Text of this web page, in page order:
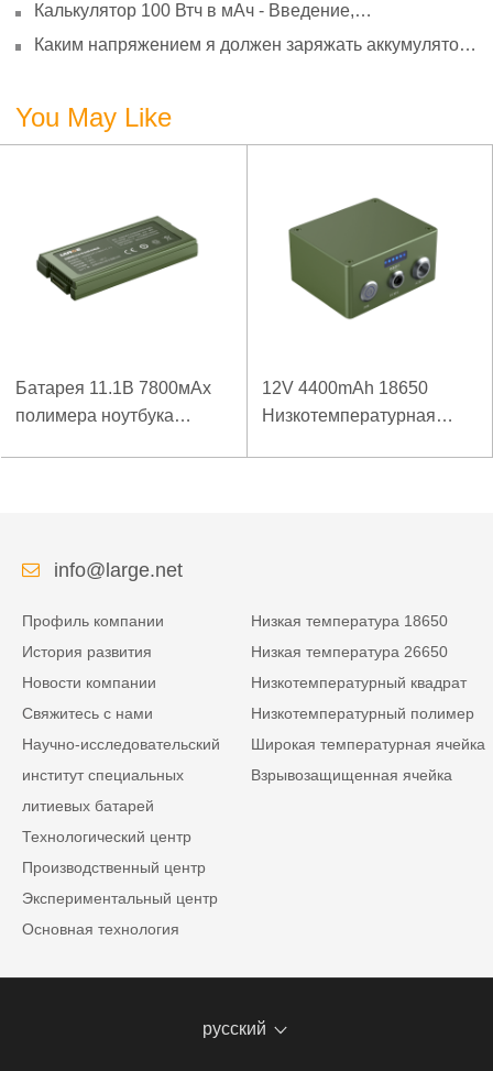
Калькулятор 100 Втч в мАч - Введение,
Каким напряжением я должен заряжать аккумулятор
You May Like
Батарея 11.1В 7800мАх
полимера ноутбука
12V 4400mAh 18650
Низкотемпературная
info@large.net
Профиль компании
История развития
Новости компании
Свяжитесь с нами
Научно-исследовательский
институт специальных
литиевых батарей
Технологический центр
Производственный центр
Экспериментальный центр
Основная технология
Низкая температура 18650
Низкая температура 26650
Низкотемпературный квадрат
Низкотемпературный полимер
Широкая температурная ячейка
Взрывозащищенная ячейка
русский